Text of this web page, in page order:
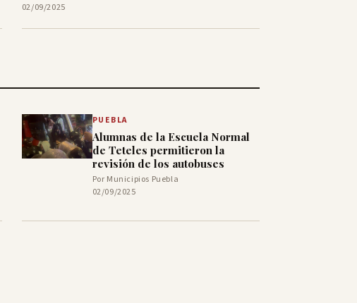
02/09/2025
PUEBLA
Alumnas de la Escuela Normal
de Teteles permitieron la
revisión de los autobuses
Por Municipios Puebla
02/09/2025